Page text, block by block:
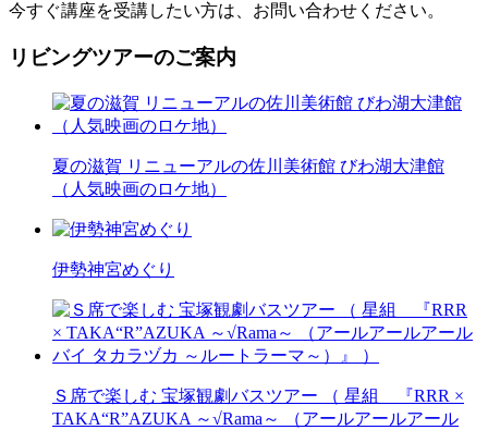
今すぐ講座を受講したい方は、お問い合わせください。
リビングツアーのご案内
夏の滋賀 リニューアルの佐川美術館 びわ湖大津館
（人気映画のロケ地）
伊勢神宮めぐり
Ｓ席で楽しむ 宝塚観劇バスツアー （ 星組 『RRR ×
TAKA“R”AZUKA ～√Rama～ （アールアールアール